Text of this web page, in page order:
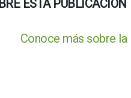
ESTA PUBLICACIÓN
Conoce más sobre la